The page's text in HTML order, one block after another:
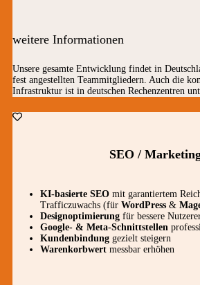
weitere Informationen
Unsere gesamte Entwicklung findet in
fest angestellten Teammitgliedern. Auch die
Infrastruktur ist in deutschen Rechenzentren
SEO /
KI-basierte SEO mit garantiertem
Trafficzuwachs (für WordPress &
Designoptimierung für bessere
Google- & Meta-Schnittstellen
Kundenbindung gezielt steigern
Warenkorbwert messbar erhöhen